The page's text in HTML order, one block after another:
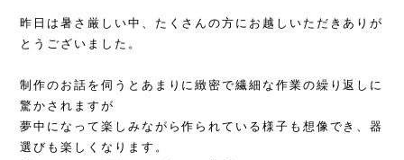
昨日は暑さ厳しい中、たくさんの方にお越しいただきありが
とうございました。
制作のお話を伺うとあまりに緻密で繊細な作業の繰り返しに
驚かされますが
夢中になって楽しみながら作られている様子も想像でき、器
選びも楽しくなります。